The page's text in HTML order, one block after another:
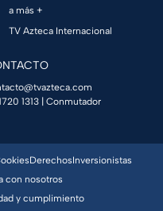
a más +
TV Azteca Internacional
1313 | Conmutador
DerechosInversionistas
con nosotros
y cumplimiento